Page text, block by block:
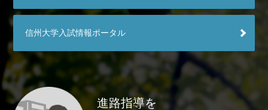
信州大学入試情報ポータル
進路指導を